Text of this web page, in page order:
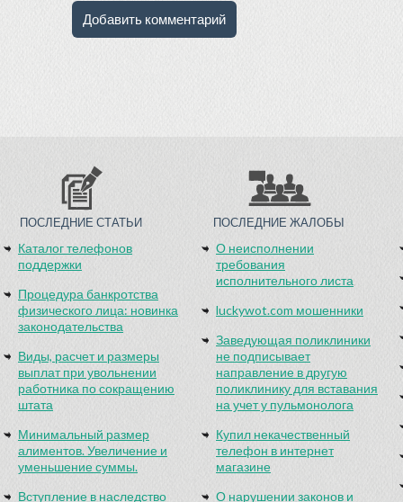
ПОСЛЕДНИЕ СТАТЬИ
Каталог телефонов
поддержки
Процедура банкротства
физического лица: новинка
законодательства
Виды, расчет и размеры
выплат при увольнении
работника по сокращению
штата
Минимальный размер
алиментов. Увеличение и
уменьшение суммы.
Вступление в наследство
ПОСЛЕДНИЕ ЖАЛОБЫ
О неисполнении
требования
исполнительного листа
luckywot.com мошенники
Заведующая поликлиники
не подписывает
направление в другую
поликлинику для вставания
на учет у пульмонолога
Купил некачественный
телефон в интернет
магазине
О нарушении законов и